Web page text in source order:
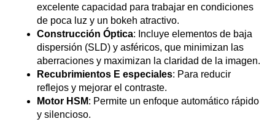
excelente capacidad para trabajar en condiciones
de poca luz y un bokeh atractivo.
Construcción Óptica: Incluye elementos de baja
dispersión (SLD) y asféricos, que minimizan las
aberraciones y maximizan la claridad de la imagen.
Recubrimientos E especiales: Para reducir
reflejos y mejorar el contraste.
Motor HSM: Permite un enfoque automático rápido
y silencioso.